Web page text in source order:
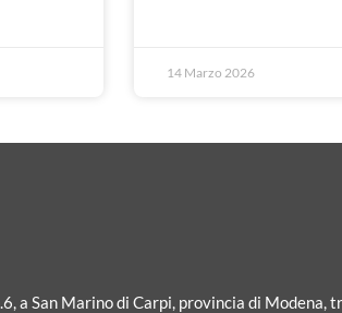
14 Marzo 2026
a San Marino di Carpi, provincia di Modena,